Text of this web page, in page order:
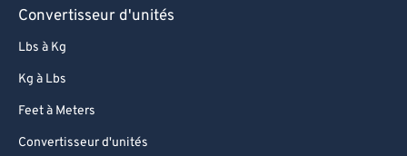
Convertisseur d'unités
Lbs à Kg
Kg à Lbs
Feet à Meters
Convertisseur d'unités